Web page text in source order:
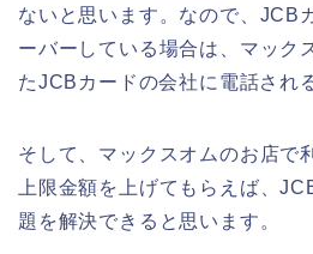
ないと思います。なので、JCB
ーバーしている場合は、マック
たJCBカードの会社に電話され
そして、マックスオムのお店で
上限金額を上げてもらえば、
題を解決できると思います。